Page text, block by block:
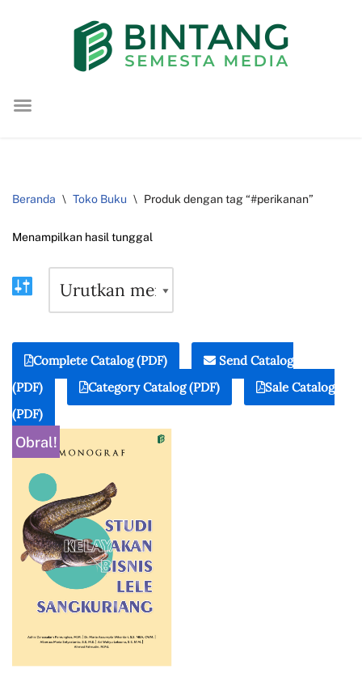
konten
Beranda \ Toko Buku \ Produk dengan tag “#perikanan”
Menampilkan hasil tunggal
Complete Catalog (PDF)
Send Catalog
(PDF)
Category Catalog (PDF)
Sale Catalog
(PDF)
Obral!